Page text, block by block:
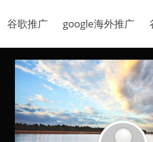
谷歌推广 google海外推广